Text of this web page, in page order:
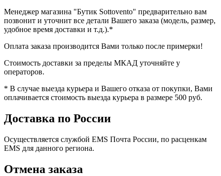
Менеджер магазина "Бутик Sottovento" предварительно вам
позвонит и уточнит все детали Вашего заказа (модель, размер,
удобное время доставки и т.д.).*
Оплата заказа производится Вами только после примерки!
Стоимость доставки за пределы МКАД уточняйте у
операторов.
* В случае выезда курьера и Вашего отказа от покупки, Вами
оплачивается стоимость выезда курьера в размере 500 руб.
Доставка по России
Осуществляется службой EMS Почта России, по расценкам
EMS для данного региона.
Отмена заказа